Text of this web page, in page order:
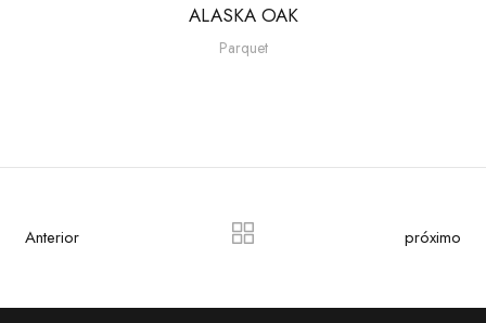
ALASKA OAK
Parquet
Anterior próximo